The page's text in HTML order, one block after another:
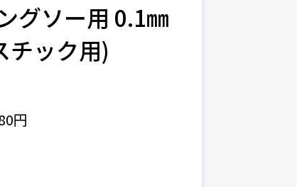
グソー用 0.1㎜
チック用)
円